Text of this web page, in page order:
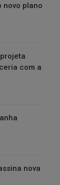
novo plano
com a
nova